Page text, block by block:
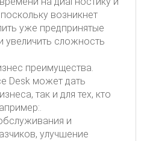
возникнет
уже предпринятые
увеличить сложность
преимущества.
Desk может дать
так и для тех, кто
и
улучшение